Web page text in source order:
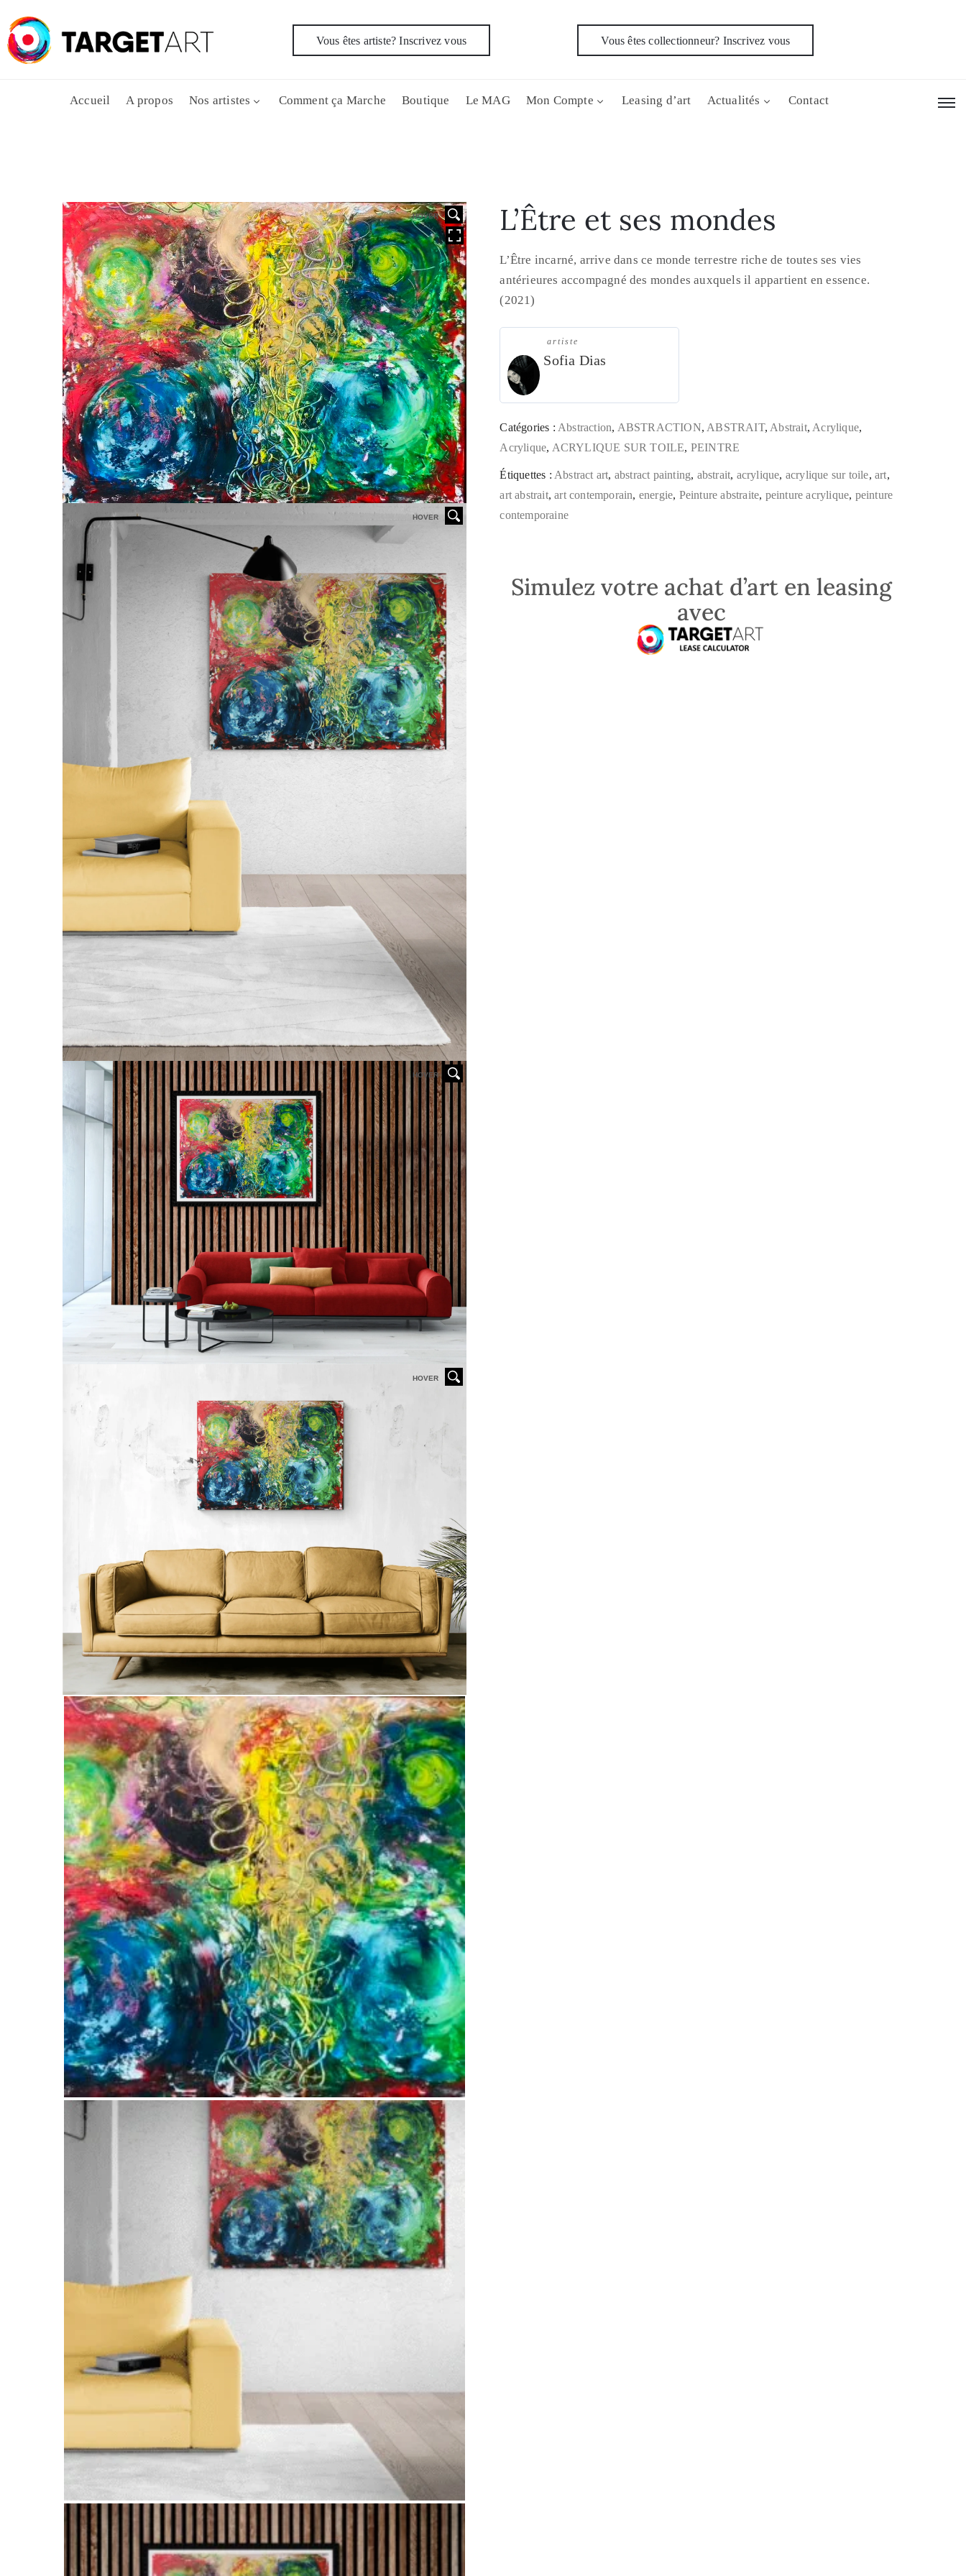
Vous êtes artiste? Inscrivez vous Vous êtes collectionneur? Inscrivez vous
Accueil A propos Nos artistes Comment ça Marche Boutique Le MAG Mon Compte Leasing d’art Actualités Contact
HOVER
HOVER
HOVER
HOVER
L’Être et ses mondes
L’Être incarné, arrive dans ce monde terrestre riche de toutes ses vies
antérieures accompagné des mondes auxquels il appartient en essence.
(2021)
artiste
Sofia Dias
Catégories :Abstraction, ABSTRACTION,ABSTRAIT,Abstrait,Acrylique,
Acrylique, ACRYLIQUE SUR TOILE, PEINTRE
Étiquettes :Abstract art, abstract painting, abstrait, acrylique, acrylique sur toile,art,
art abstrait,art contemporain, energie, Peinture abstraite, peinture acrylique, peinture
contemporaine
Simulez votre achat d’art en leasing
avec